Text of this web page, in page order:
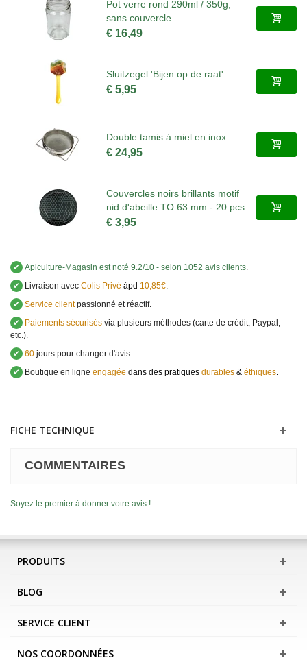
Pot verre rond 290ml / 350g,
sans couvercle
€ 16,49
Sluitzegel 'Bijen op de raat'
€ 5,95
Double tamis à miel en inox
€ 24,95
Couvercles noirs brillants motif
nid d'abeille TO 63 mm - 20 pcs
€ 3,95
✔ Apiculture-Magasin est noté 9.2/10 - selon 1052 avis clients.
✔
Livraison avec Colis Privé àpd 10,85€.
✔ Service clientpassionné et réactif.
✔
Paiements sécurisés via plusieurs méthodes (carte de crédit, Paypal,
etc.).
✔ 60 jours pour changer d'avis.
✔
Boutique en ligne engagée dans des pratiques durables & éthiques.
FICHE TECHNIQUE
COMMENTAIRES
Soyez le premier à donner votre avis !
PRODUITS
BLOG
SERVICE CLIENT
NOS COORDONNÉES